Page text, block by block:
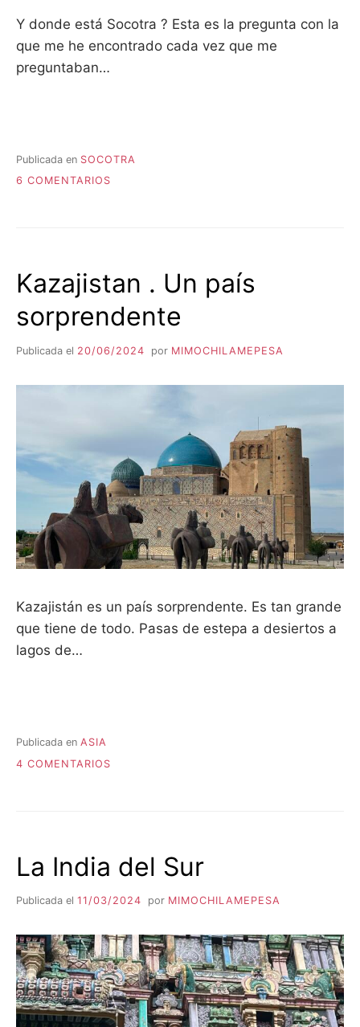
Y donde está Socotra ? Esta es la pregunta con la
que me he encontrado cada vez que me
preguntaban…
Publicada en SOCOTRA
6 COMENTARIOS
EL
TIEMPO
Kazajistan . Un país
sorprendente
Publicada el 20/06/2024 por MIMOCHILAMEPESA
Kazajistán es un país sorprendente. Es tan grande
que tiene de todo. Pasas de estepa a desiertos a
lagos de…
Publicada en ASIA
4 COMENTARIOS
La India del Sur
Publicada el 11/03/2024 por MIMOCHILAMEPESA